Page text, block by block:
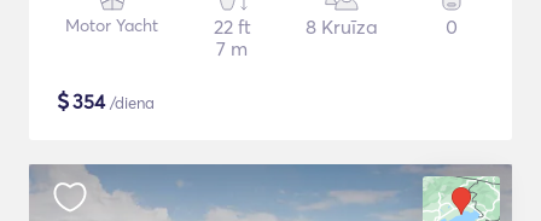
Motor Yacht
22 ft
7 m
8 Kruīza 0
$354/diena